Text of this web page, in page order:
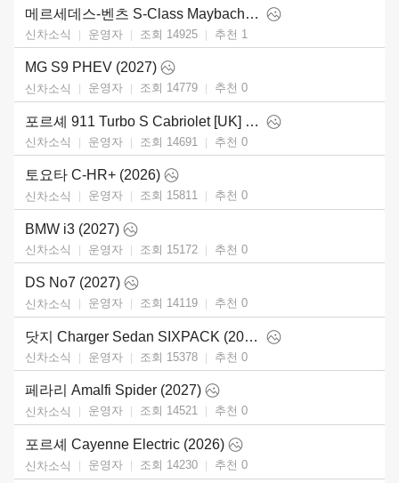
메르세데스-벤츠 S-Class Maybach (2027)
신차소식 운영자 조회 14925 추천 1
MG S9 PHEV (2027)
신차소식 운영자 조회 14779 추천 0
포르셰 911 Turbo S Cabriolet [UK] (2026)
신차소식 운영자 조회 14691 추천 0
토요타 C-HR+ (2026)
신차소식 운영자 조회 15811 추천 0
BMW i3 (2027)
신차소식 운영자 조회 15172 추천 0
DS No7 (2027)
신차소식 운영자 조회 14119 추천 0
닷지 Charger Sedan SIXPACK (2026)
신차소식 운영자 조회 15378 추천 0
페라리 Amalfi Spider (2027)
신차소식 운영자 조회 14521 추천 0
포르셰 Cayenne Electric (2026)
신차소식 운영자 조회 14230 추천 0